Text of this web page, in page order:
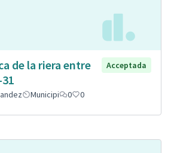
de la riera entre
Acceptada
Municipi 0 0